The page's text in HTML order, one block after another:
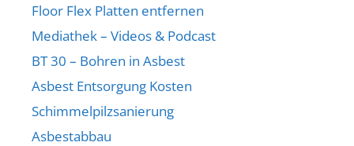
Floor Flex Platten entfernen
Mediathek – Videos & Podcast
BT 30 – Bohren in Asbest
Asbest Entsorgung Kosten
Schimmelpilzsanierung
Asbestabbau